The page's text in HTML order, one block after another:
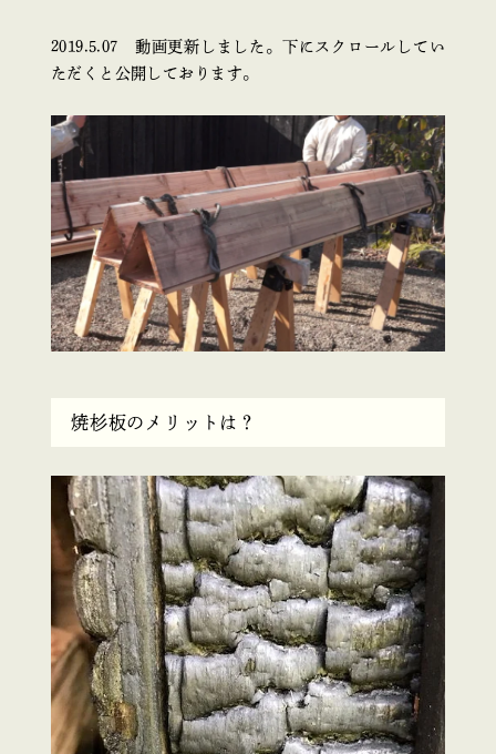
2019.5.07 動画更新しました。下にスクロールしてい
ただくと公開しております。
焼杉板のメリットは？